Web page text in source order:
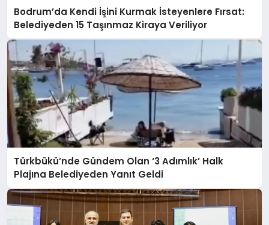
Bodrum’da Kendi İşini Kurmak İsteyenlere Fırsat:
Belediyeden 15 Taşınmaz Kiraya Veriliyor
Türkbükü’nde Gündem Olan ‘3 Adımlık’ Halk
Plajına Belediyeden Yanıt Geldi